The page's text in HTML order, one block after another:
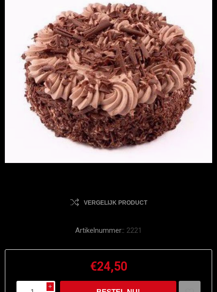
VERGELIJK PRODUCT
Artikelnummer:: 2221
€24,50
i